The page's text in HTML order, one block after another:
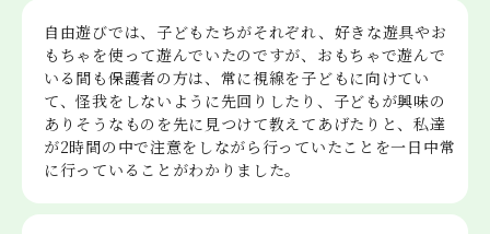
自由遊びでは、子どもたちがそれぞれ、好きな遊具やお
もちゃを使って遊んでいたのですが、おもちゃで遊んで
いる間も保護者の方は、常に視線を子どもに向けてい
て、怪我をしないように先回りしたり、子どもが興味の
ありそうなものを先に見つけて教えてあげたりと、私達
が2時間の中で注意をしながら行っていたことを一日中常
に行っていることがわかりました。